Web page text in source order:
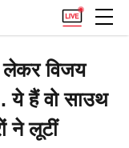
विजय
ये हैं वो साउथ
ने लूटीं